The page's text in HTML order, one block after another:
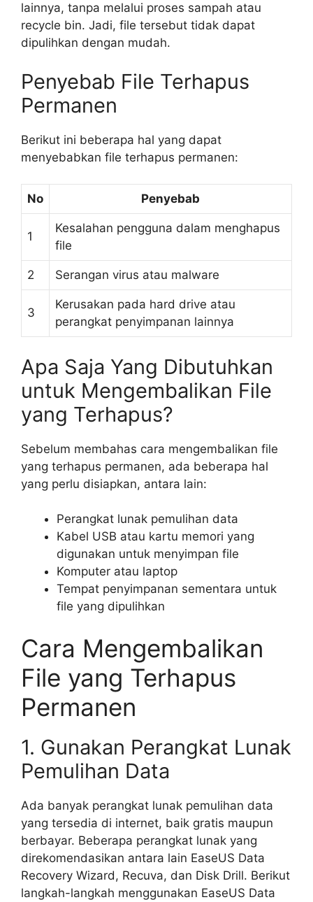
lainnya, tanpa melalui proses sampah atau
recycle bin. Jadi, file tersebut tidak dapat
dipulihkan dengan mudah.
Penyebab File Terhapus
Permanen
Berikut ini beberapa hal yang dapat
menyebabkan file terhapus permanen:
No Penyebab
1
Kesalahan pengguna dalam menghapus
file
2 Serangan virus atau malware
3
Kerusakan pada hard drive atau
perangkat penyimpanan lainnya
Apa Saja Yang Dibutuhkan
untuk Mengembalikan File
yang Terhapus?
Sebelum membahas cara mengembalikan file
yang terhapus permanen, ada beberapa hal
yang perlu disiapkan, antara lain:
Perangkat lunak pemulihan data
Kabel USB atau kartu memori yang
digunakan untuk menyimpan file
Komputer atau laptop
Tempat penyimpanan sementara untuk
file yang dipulihkan
Cara Mengembalikan
File yang Terhapus
Permanen
1. Gunakan Perangkat Lunak
Pemulihan Data
Ada banyak perangkat lunak pemulihan data
yang tersedia di internet, baik gratis maupun
berbayar. Beberapa perangkat lunak yang
direkomendasikan antara lain EaseUS Data
Recovery Wizard, Recuva, dan Disk Drill. Berikut
langkah-langkah menggunakan EaseUS Data